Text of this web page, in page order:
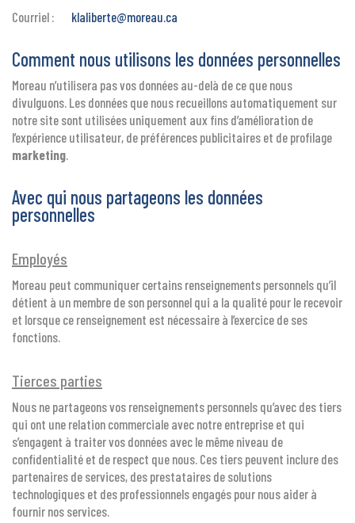
Courriel : klaliberte@moreau.ca
Comment nous utilisons les données personnelles
Moreau n’utilisera pas vos données au-delà de ce que nous
divulguons. Les données que nous recueillons automatiquement sur
notre site sont utilisées uniquement aux fins d’amélioration de
l’expérience utilisateur, de préférences publicitaires et de profilage
marketing.
Avec qui nous partageons les données
personnelles
Employés
Moreau peut communiquer certains renseignements personnels qu’il
détient à un membre de son personnel qui a la qualité pour le recevoir
et lorsque ce renseignement est nécessaire à l’exercice de ses
fonctions.
Tierces parties
Nous ne partageons vos renseignements personnels qu’avec des tiers
qui ont une relation commerciale avec notre entreprise et qui
s’engagent à traiter vos données avec le même niveau de
confidentialité et de respect que nous. Ces tiers peuvent inclure des
partenaires de services, des prestataires de solutions
technologiques et des professionnels engagés pour nous aider à
fournir nos services.